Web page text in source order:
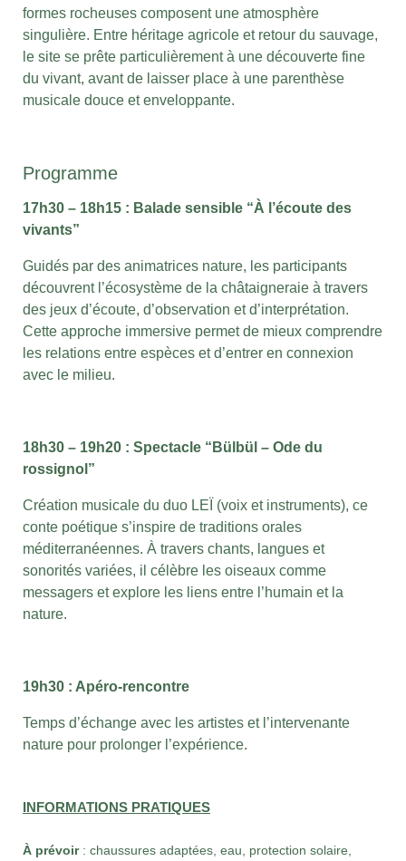
formes rocheuses composent une atmosphère
singulière. Entre héritage agricole et retour du sauvage,
le site se prête particulièrement à une découverte fine
du vivant, avant de laisser place à une parenthèse
musicale douce et enveloppante.
Programme
17h30 – 18h15 : Balade sensible “À l’écoute des
vivants”
Guidés par des animatrices nature, les participants
découvrent l’écosystème de la châtaigneraie à travers
des jeux d’écoute, d’observation et d’interprétation.
Cette approche immersive permet de mieux comprendre
les relations entre espèces et d’entrer en connexion
avec le milieu.
18h30 – 19h20 : Spectacle “Bülbül – Ode du
rossignol”
Création musicale du duo LEÏ (voix et instruments), ce
conte poétique s’inspire de traditions orales
méditerranéennes. À travers chants, langues et
sonorités variées, il célèbre les oiseaux comme
messagers et explore les liens entre l’humain et la
nature.
19h30 : Apéro-rencontre
Temps d’échange avec les artistes et l’intervenante
nature pour prolonger l’expérience.
INFORMATIONS PRATIQUES
À prévoir: chaussures adaptées, eau, protection solaire,